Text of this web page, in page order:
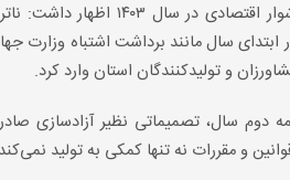
وی با اشاره به وضعیت
سال مانند برداشت اشتباه وزارت
و تولیدکنندگان استان وارد کرد.
دوم سال، تصمیماتی نظیر آزادسازی
و مقررات نه تنها کمکی به تولید